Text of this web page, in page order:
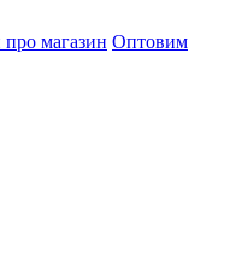
про магазин Оптовим